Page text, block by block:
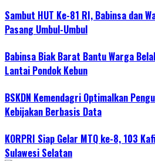
Sambut HUT Ke-81 RI, Babinsa dan
Pasang Umbul-Umbul
Babinsa Biak Barat Bantu Warga
Lantai Pondok Kebun
BSKDN Kemendagri Optimalkan
Kebijakan Berbasis Data
KORPRI Siap Gelar MTQ ke-8, 103
Sulawesi Selatan